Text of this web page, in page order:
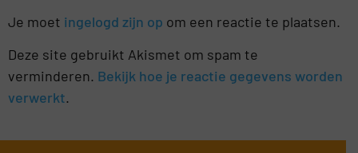
Je moet ingelogd zijn op om een reactie te plaatsen.
Deze site gebruikt Akismet om spam te
verminderen. Bekijk hoe je reactie gegevens worden
verwerkt.